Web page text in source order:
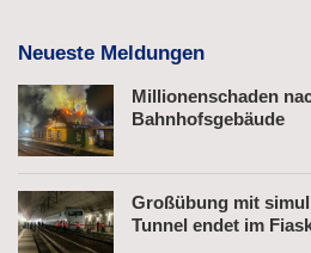
Neueste Meldungen
Millionenschaden
Bahnhofsgebäude
Großübung mit
Tunnel endet im